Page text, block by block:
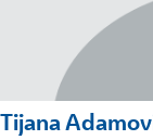
Tijana